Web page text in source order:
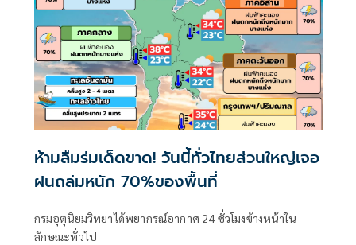
ห้ามลืมร่มเด็ดขาด! วันนี้ทั่วไทยส่วนใหญ่เจอ
ฝนถล่มหนัก 70%ของพื้นที่
กรมอุตุนิยมวิทยาได้พยากรณ์อากาศ 24 ชั่วโมงข้างหน้าใน
ลักษณะทั่วไป